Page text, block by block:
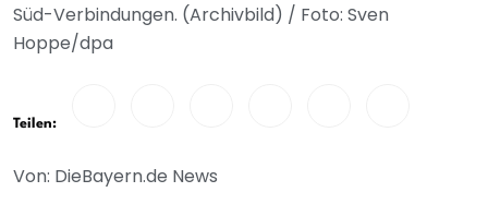
Süd-Verbindungen. (Archivbild) / Foto: Sven
Hoppe/dpa
Teilen:
Von: DieBayern.de News